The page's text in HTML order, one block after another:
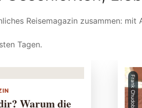
Reisemagazin zusammen:
Tagen.
Warum die